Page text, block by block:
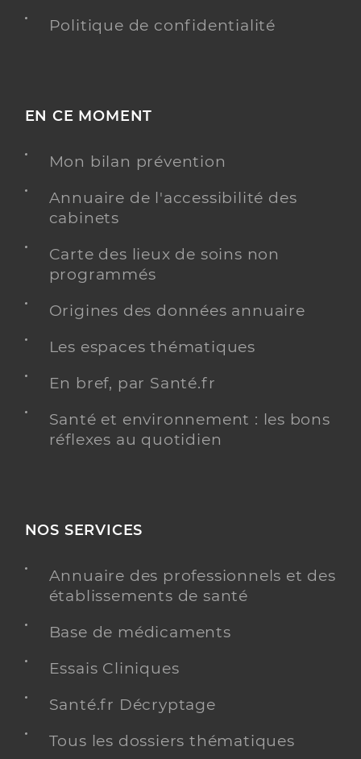
Politique de confidentialité
EN CE MOMENT
Mon bilan prévention
Annuaire de l'accessibilité des
cabinets
Carte des lieux de soins non
programmés
Origines des données annuaire
Les espaces thématiques
En bref, par Santé.fr
Santé et environnement : les bons
réflexes au quotidien
NOS SERVICES
Annuaire des professionnels et des
établissements de santé
Base de médicaments
Essais Cliniques
Santé.fr Décryptage
Tous les dossiers thématiques